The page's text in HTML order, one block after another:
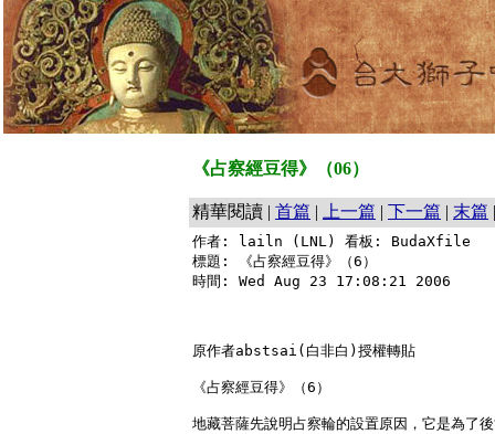
《占察經豆得》（06）
精華閱讀 | 首篇 | 上一篇 | 下一篇 | 末篇
作者: lailn (LNL) 看板: BudaXfile
標題: 《占察經豆得》（6）
時間: Wed Aug 23 17:08:21 2006
原作者abstsai(白非白)授權轉貼
《占察經豆得》（6）
地藏菩薩先說明占察輪的設置原因，它是為了